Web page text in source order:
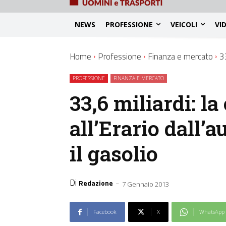
NEWS PROFESSIONE VEICOLI
Home Professione Finanza e mercato
PROFESSIONE FINANZA E MERCATO
33,6 miliardi:
all’Erario
il gasolio
Di Redazione - 7 Gennaio 2013
Facebook X WhatsApp